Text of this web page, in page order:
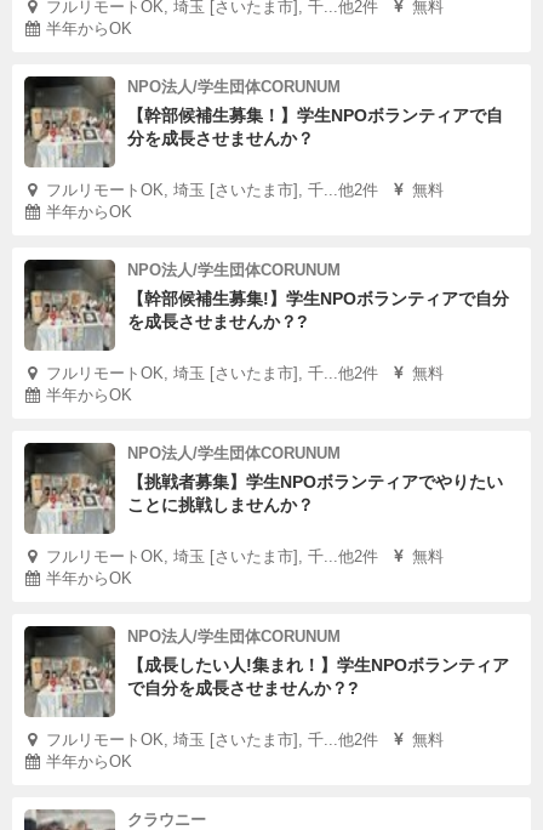
フルリモートOK, 埼玉 [さいたま市], 千...他2件
無料
半年からOK
NPO法人/学生団体CORUNUM
【幹部候補生募集！】学生NPOボランティアで自
分を成長させませんか？
フルリモートOK, 埼玉 [さいたま市], 千...他2件
無料
半年からOK
NPO法人/学生団体CORUNUM
【幹部候補生募集!】学生NPOボランティアで自分
を成長させませんか？?
フルリモートOK, 埼玉 [さいたま市], 千...他2件
無料
半年からOK
NPO法人/学生団体CORUNUM
【挑戦者募集】学生NPOボランティアでやりたい
ことに挑戦しませんか？
フルリモートOK, 埼玉 [さいたま市], 千...他2件
無料
半年からOK
NPO法人/学生団体CORUNUM
【成長したい人!集まれ！】学生NPOボランティア
で自分を成長させませんか？?
フルリモートOK, 埼玉 [さいたま市], 千...他2件
無料
半年からOK
クラウニー